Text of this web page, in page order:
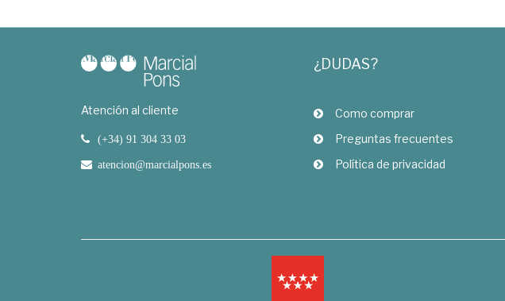
Atención al cliente
(+34) 91 304 33 03
atencion@marcialpons.es
¿DUDAS?
Como comprar
Preguntas frecuentes
Política de privacidad